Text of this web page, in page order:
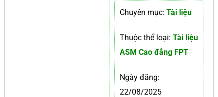
Chuyên mục: Tài liệu
Thuộc thể loại: Tài liệu
ASM Cao đẳng FPT
Ngày đăng:
22/08/2025